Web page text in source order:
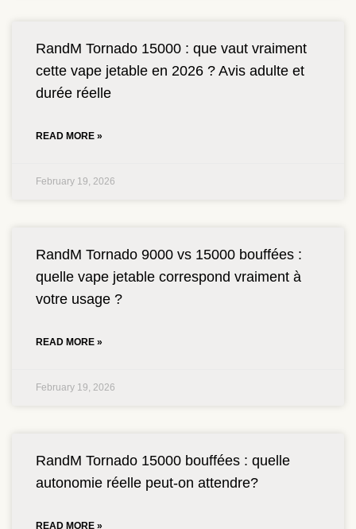
RandM Tornado 15000 : que vaut vraiment
cette vape jetable en 2026 ? Avis adulte et
durée réelle
READ MORE »
February 19, 2026
RandM Tornado 9000 vs 15000 bouffées :
quelle vape jetable correspond vraiment à
votre usage ?
READ MORE »
February 19, 2026
RandM Tornado 15000 bouffées : quelle
autonomie réelle peut-on attendre?
READ MORE »